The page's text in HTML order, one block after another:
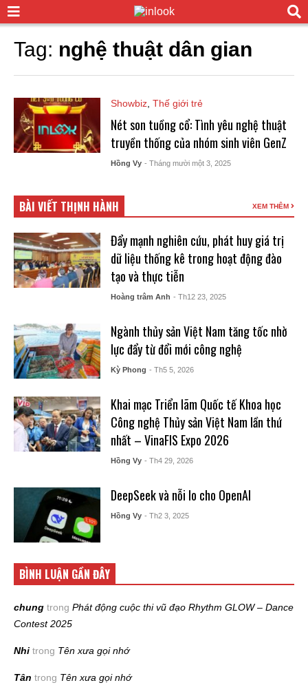
Tag: nghệ thuật dân gian
Showbiz, Thế giới trẻ
Nét son tuồng cổ: Tình yêu nghệ thuật
truyền thống của nhóm sinh viên GenZ
Hồng Vy - Tháng mười một 3, 2025
BÀI VIẾT THỊNH HÀNH XEM THÊM
Đẩy mạnh nghiên cứu, phát huy giá trị
dữ liệu thống kê trong hoạt động đào
tạo và thực tiễn
Hoàng trâm Anh - Th12 23, 2025
Ngành thủy sản Việt Nam tăng tốc nhờ
lực đẩy từ đổi mới công nghệ
Kỳ Phong - Th5 5, 2026
Khai mạc Triển lãm Quốc tế Khoa học
Công nghệ Thủy sản Việt Nam lần thứ
nhất – VinaFIS Expo 2026
Hồng Vy - Th4 29, 2026
DeepSeek và nỗi lo cho OpenAI
Hồng Vy - Th2 3, 2025
BÌNH LUẬN GẦN ĐÂY
chung trong Phát động cuộc thi vũ đạo Rhythm GLOW – Dance
Contest 2025
Nhi trong Tên xưa gọi nhớ
Tân trong Tên xưa gọi nhớ